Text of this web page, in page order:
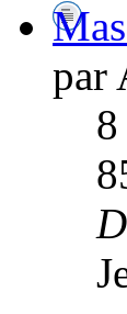
par
8